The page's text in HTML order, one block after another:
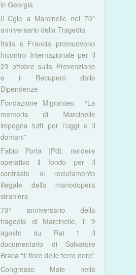
in Georgia
Il Cgie a Marcinelle nel 70°
anniversario della Tragedia
Italia e Francia promuovono
Incontro Internazionale per il
23 ottobre sulla Prevenzione
e il Recupero dalle
Dipendenze
Fondazione Migrantes: “La
memoria di Marcinelle
impegna tutti per l’oggi e il
domani”
Fabio Porta (Pd): rendere
operativo il fondo per il
contrasto al reclutamento
illegale della manodopera
straniera
70° anniversario della
tragedia di Marcinelle, il 9
agosto su Rai 1 il
documentario di Salvatore
Braca “Il fiore delle terre nere”
Congresso Maie nella